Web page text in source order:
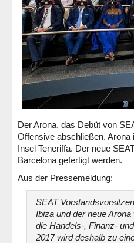
Der Arona, das Debüt von
Offensive abschließen.
Insel Teneriffa. Der neue
Barcelona gefertigt werden.
Aus der Pressemeldung:
SEAT
Ibiza und der neue
die Handels-, Finanz-
2017 wird deshalb zu